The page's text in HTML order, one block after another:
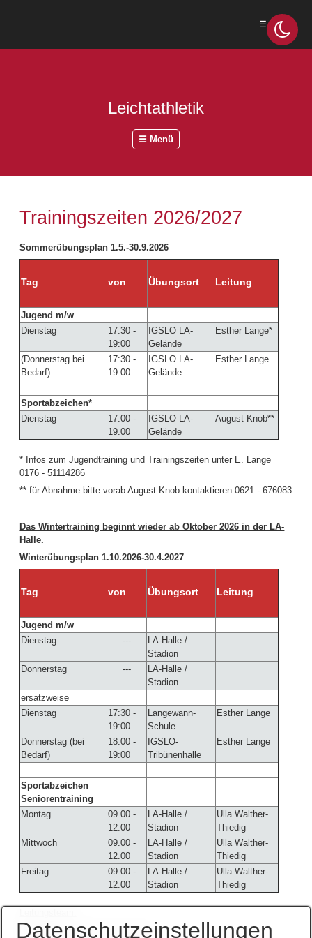
☰ Menü
Leichtathletik
☰ Menü
Trainingszeiten 2026/2027
Sommerübungsplan 1.5.-30.9.2026
Tag von Übungsort Leitung
Jugend m/w
Dienstag
17.30 -
19:00
IGSLO LA-
Gelände
Esther Lange*
(Donnerstag bei
Bedarf)
17:30 -
19:00
IGSLO LA-
Gelände
Esther Lange
Sportabzeichen*
Dienstag
17.00 -
19.00
IGSLO LA-
Gelände
August Knob**
* Infos zum Jugendtraining und Trainingszeiten unter E. Lange
0176 - 51114286
** für Abnahme bitte vorab August Knob kontaktieren 0621 - 676083
Das Wintertraining beginnt wieder ab Oktober 2026 in der LA-
Halle.
Winterübungsplan 1.10.2026-30.4.2027
Tag von Übungsort Leitung
Jugend m/w
Dienstag
---
LA-Halle /
Stadion
Donnerstag
---
LA-Halle /
Stadion
ersatzweise
Dienstag
17:30 -
19:00
Langewann-
Schule
Esther Lange
Donnerstag (bei
Bedarf)
18:00 -
19:00
IGSLO-
Tribünenhalle
Esther Lange
Sportabzeichen
Seniorentraining
Montag
09.00 -
12.00
LA-Halle /
Stadion
Ulla Walther-
Thiedig
Mittwoch
09.00 -
12.00
LA-Halle /
Stadion
Ulla Walther-
Thiedig
Freitag
09.00 -
12.00
LA-Halle /
Stadion
Ulla Walther-
Thiedig
Ulla Walther-Thiedig 0621-553252
Datenschutzeinstellungen